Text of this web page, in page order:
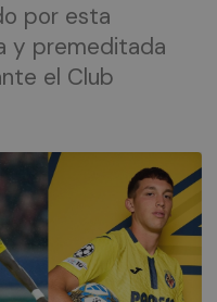
por esta
y premeditada
el Club